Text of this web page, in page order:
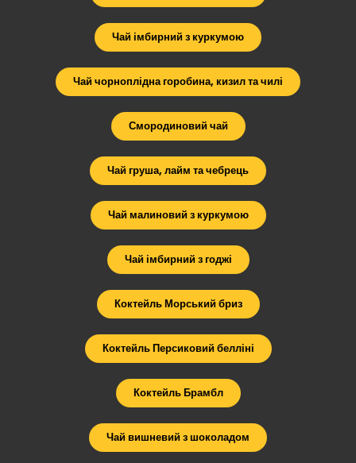
Чай імбирний з куркумою
Чай чорноплідна горобина, кизил та чилі
Смородиновий чай
Чай груша, лайм та чебрець
Чай малиновий з куркумою
Чай імбирний з годжі
Коктейль Морський бриз
Коктейль Персиковий белліні
Коктейль Брамбл
Чай вишневий з шоколадом